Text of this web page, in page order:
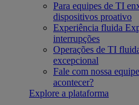
Para equipes de TI
dispositivos proativo
Experiência fluida
interrupções
Operações de TI
excepcional
Fale com nossa equipe
acontecer?
Explore a plataforma